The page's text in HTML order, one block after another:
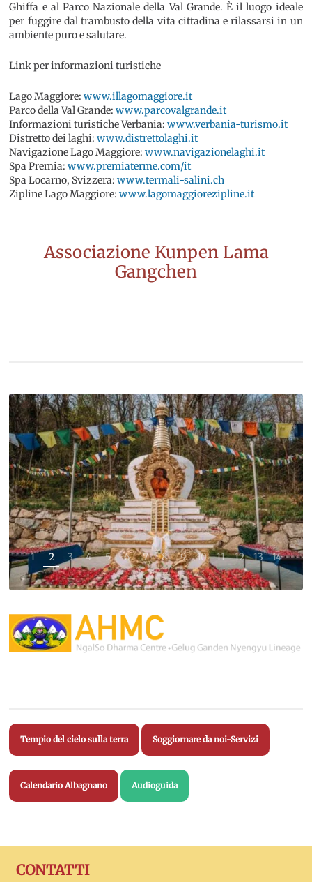
Ghiffa e al Parco Nazionale della Val Grande. È il luogo ideale
per fuggire dal trambusto della vita cittadina e rilassarsi in un
ambiente puro e salutare.
Link per informazioni turistiche
Lago Maggiore:www.illagomaggiore.it
Parco della Val Grande:www.parcovalgrande.it
Informazioni turistiche Verbania:www.verbania-turismo.it
Distretto dei laghi:www.distrettolaghi.it
Navigazione Lago Maggiore:www.navigazionelaghi.it
Spa Premia:www.premiaterme.com/it
Spa Locarno, Svizzera:www.termali-salini.ch
Zipline Lago Maggiore:www.lagomaggiorezipline.it
Associazione Kunpen Lama
Gangchen
1 2 3 4 5 6 7 8 9 10 11 12 13 14
Tempio del cielo sulla terra Soggiornare da noi-Servizi
Calendario Albagnano Audioguida
CONTATTI